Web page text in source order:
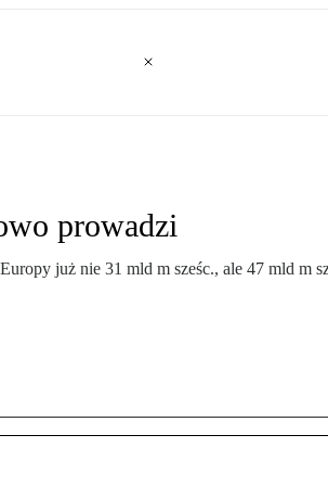
prowadzi
już nie 31 mld m sześc., ale 47 mld m